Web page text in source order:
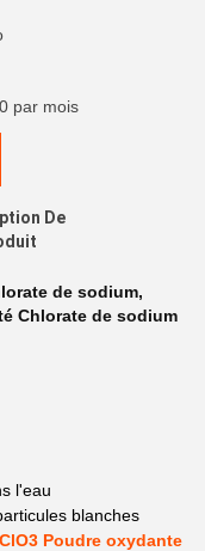
par mois
De
de sodium,
Chlorate de sodium
l'eau
blanches
Poudre oxydante